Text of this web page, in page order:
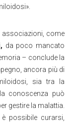
associazioni, come
da poco mancato
– conclude la
ancora più di
sia tra la
conoscenza può
gestire la malattia.
possibile curarsi,